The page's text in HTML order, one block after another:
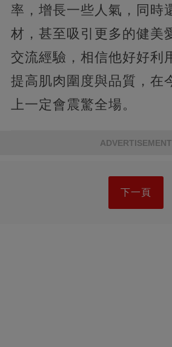
率，增長一些人氣，同時
材，甚至吸引更多的健美
交流經驗，相信他好好利
提高肌肉圍度與品質，在
上一定會震驚全場。
ADVERTISEMENT
下一頁